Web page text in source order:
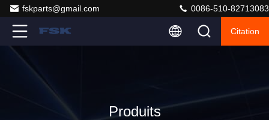
fskparts@gmail.com 0086-510-82713083
Citation
Produits